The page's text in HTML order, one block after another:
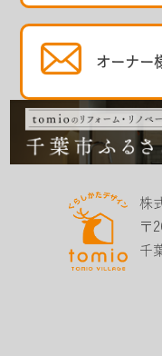
オーナー
株
〒
千